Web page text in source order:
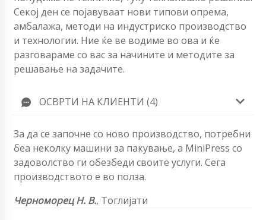
Секој ден се појавуваат нови типови опрема,
амбалажа, методи на индустриско производство
и технологии. Ние ќе ве водиме во ова и ќе
разговараме со вас за начините и методите за
решавање на задачите.
ОСВРТИ НА КЛИЕНТИ (4)
За да се започне со ново производство, потребни
беа неколку машини за пакување, а MiniPress со
задоволство ги обезбеди своите услуги. Сега
производството е во полза.
Черноморец Н. В., Тоглијати